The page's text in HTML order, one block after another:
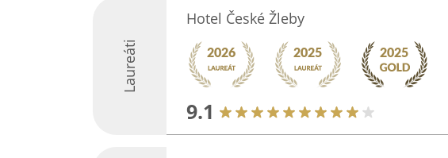
Laureáti
Hotel České Žleby
9.1